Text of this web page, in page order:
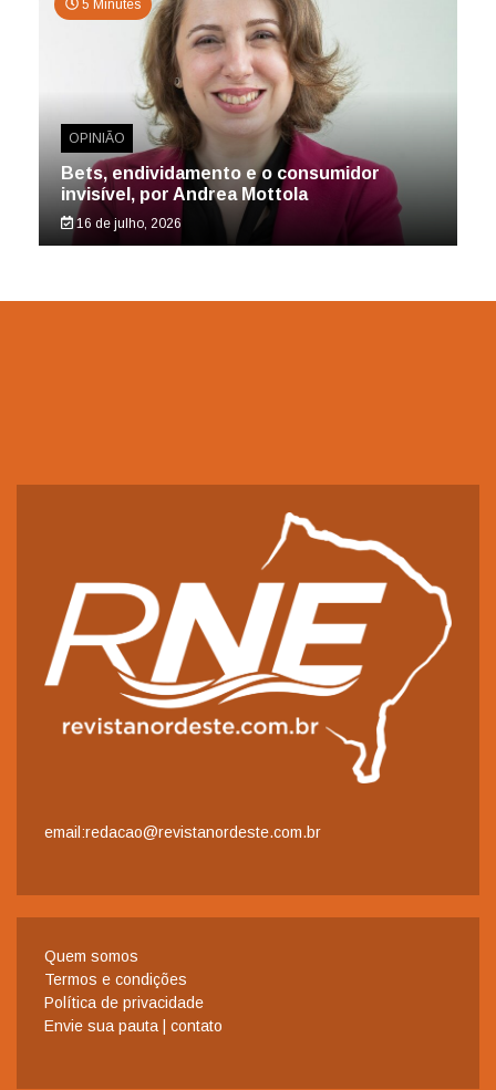
5 Minutes
OPINIÃO
Bets, endividamento e o consumidor
invisível, por Andrea Mottola
16 de julho, 2026
email:redacao@revistanordeste.com.br
Quem somos
Termos e condições
Política de privacidade
Envie sua pauta | contato